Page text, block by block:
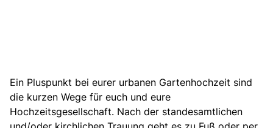
Ein Pluspunkt bei eurer urbanen Gartenhochzeit sind
die kurzen Wege für euch und eure
Hochzeitsgesellschaft. Nach der standesamtlichen